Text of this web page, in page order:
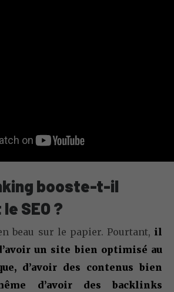
booste-t-il
SEO ?
beau sur le papier. Pourtant, il
un site bien optimisé au
d’avoir des contenus bien
d’avoir des backlinks